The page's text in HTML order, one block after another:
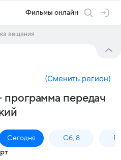
Фильмы онлайн
вещания
(Сменить регион)
передач
Сегодня Сб, 8